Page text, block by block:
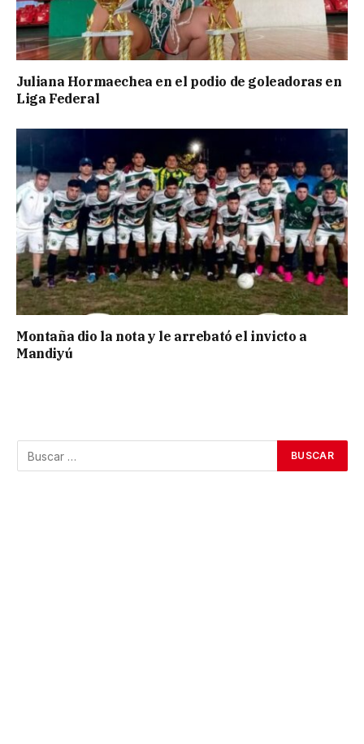
Juliana Hormaechea en el podio de goleadoras en
Liga Federal
Montaña dio la nota y le arrebató el invicto a
Mandiyú